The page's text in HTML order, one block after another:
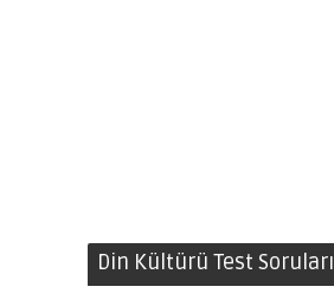
Din Kültürü Test Soruları